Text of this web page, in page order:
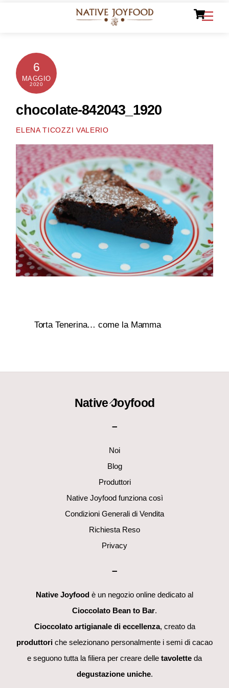
6
MAGGIO
2020
chocolate-842043_1920
ELENA TICOZZI VALERIO
Torta Tenerina… come la Mamma
Back
Native Joyfood
–
Noi
Blog
Produttori
Native Joyfood funziona così
Condizioni Generali di Vendita
Richiesta Reso
Privacy
–
Native Joyfood è un negozio online dedicato al
Cioccolato Bean to Bar.
Cioccolato artigianale di eccellenza, creato da
produttori che selezionano personalmente i semi di cacao
e seguono tutta la filiera per creare delle tavolette da
degustazione uniche.